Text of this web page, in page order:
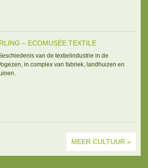
– ECOMUSÉE TEXTILE
van de textielindustrie in de
in complex van fabriek, landhuizen en
MEER CULTUUR